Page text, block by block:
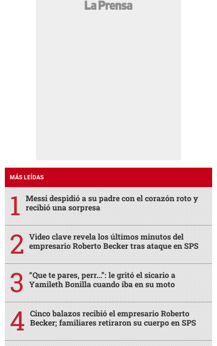
MÁS LEÍDAS
Messi despidió a su padre con el corazón roto y
recibió una sorpresa
Video clave revela los últimos minutos del
empresario Roberto Becker tras ataque en SPS
“Que te pares, perr...”: le gritó el sicario a
Yamileth Bonilla cuando iba en su moto
Cinco balazos recibió el empresario Roberto
Becker; familiares retiraron su cuerpo en SPS